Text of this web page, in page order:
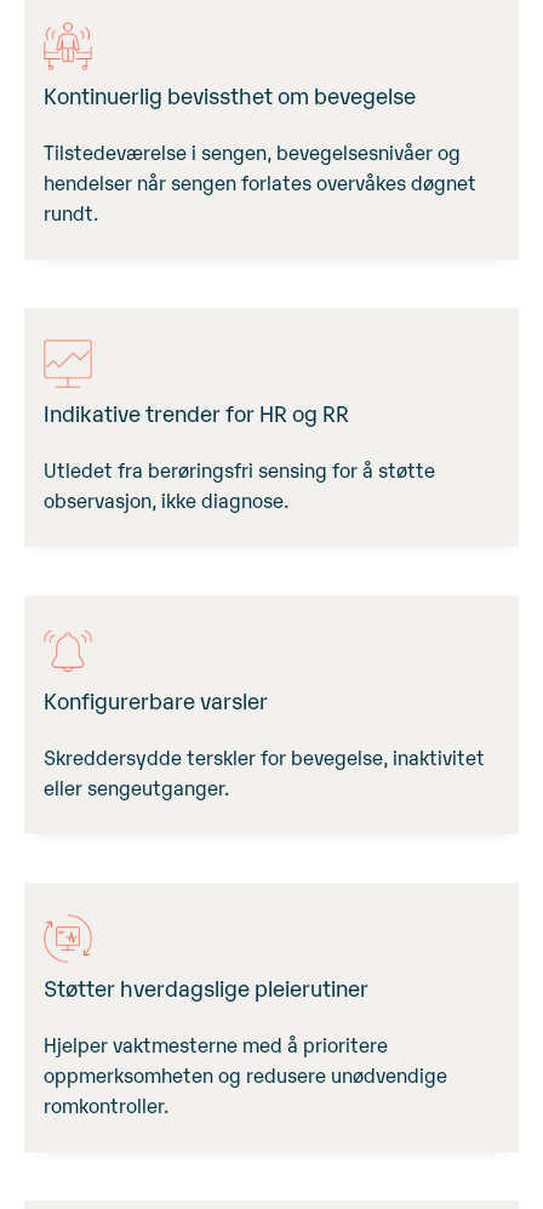
Kontinuerlig bevissthet om bevegelse
Tilstedeværelse i sengen, bevegelsesnivåer og
hendelser når sengen forlates overvåkes døgnet
rundt.
Indikative trender for HR og RR
Utledet fra berøringsfri sensing for å støtte
observasjon, ikke diagnose.
Konfigurerbare varsler
Skreddersydde terskler for bevegelse, inaktivitet
eller sengeutganger.
Støtter hverdagslige pleierutiner
Hjelper vaktmesterne med å prioritere
oppmerksomheten og redusere unødvendige
romkontroller.